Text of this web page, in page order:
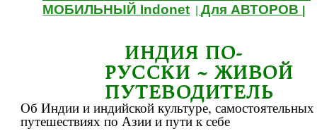
МОБИЛЬНЫЙ Indonet |Для АВТОРОВ
ИНДИЯ ПО-
РУССКИ ~ ЖИВОЙ
ПУТЕВОДИТЕЛЬ
Об Индии и индийской культуре, самостоятельных
путешествиях по Азии и пути к себе